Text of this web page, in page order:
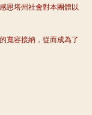
恩塔州社會對本團體以
寬容接納，從而成為了